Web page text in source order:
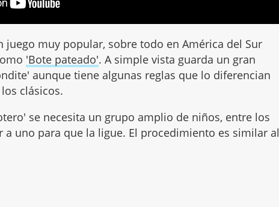
juego muy popular, sobre todo en América del Sur
'Bote pateado'. A simple vista guarda un gran
aunque tiene algunas reglas que lo diferencian
clásicos.
se necesita un grupo amplio de niños, entre los
a uno para que la ligue. El procedimiento es similar al